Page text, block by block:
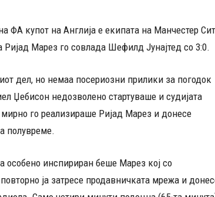
ФА купот на Англија е екипата на Манчестер
Ријад Марез го совлада Шефилд Јунајтед со 3:0.
дел, но немаа посериозни прилики за погодок
Џебисон недозволено стартуваше и судијата
го реализираше Ријад Марез и донесе
полувреме.
особено инспириран беше Марез кој со
ја затресе продавничката мрежа и